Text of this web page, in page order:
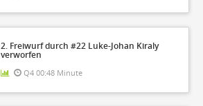
2. Freiwurf durch #22 Luke-Johan Kiraly
verworfen
Q4 00:48 Minute